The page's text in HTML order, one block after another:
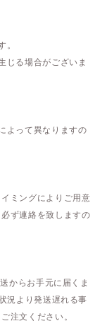
。
じる場合がございま
よって異なりますの
ミングによりご用意
ず連絡を致しますの
からお手元に届くま
況より発送遅れる事
注文ください。